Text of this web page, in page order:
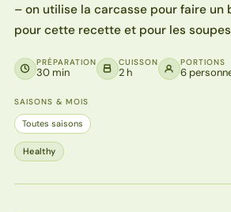
– on utilise la carcasse pour faire un
pour cette recette et pour les
PRÉPARATION
30 min
CUISSON
2 h
PORTIONS
6
SAISONS & MOIS
Toutes saisons
Healthy